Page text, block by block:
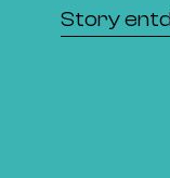
Story